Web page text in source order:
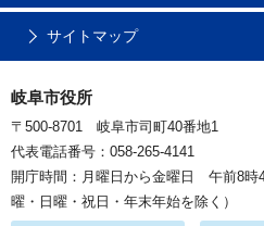
サイトマップ
岐阜市役所
〒500-8701 岐阜市司町40番地1
代表電話番号：058-265-4141
開庁時間：月曜日から金曜日 午前8時
曜・日曜・祝日・年末年始を除く）